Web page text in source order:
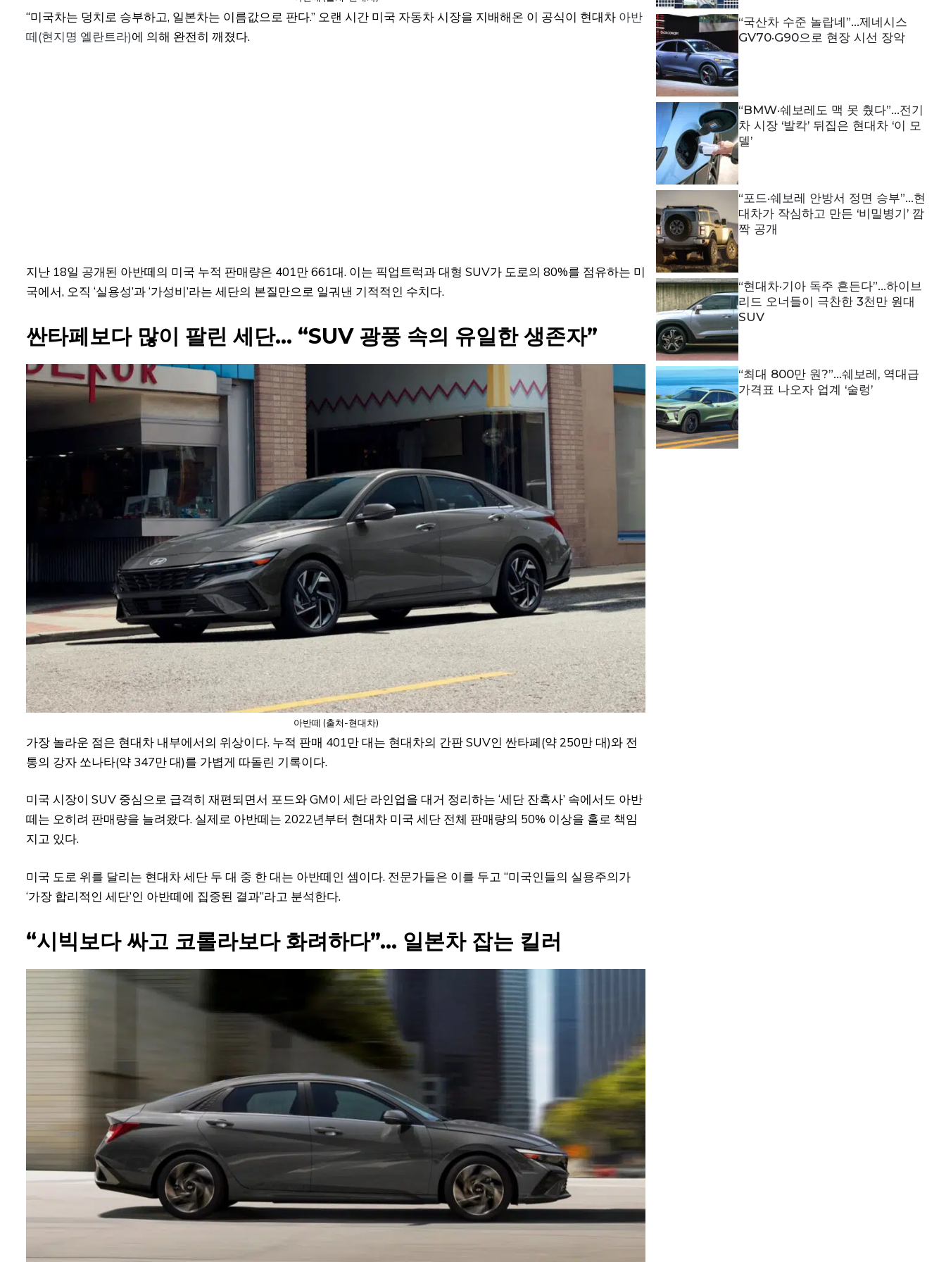
“미국차는 덩치로 승부하고, 일본차는 이름값으로 판다.” 오랜 시간 미국 자동차 시장을 지배해온 이 공식이 현대차 아반
떼(현지명 엘란트라)에 의해 완전히 깨졌다.
지난 18일 공개된 아반떼의 미국 누적 판매량은 401만 661대. 이는 픽업트럭과 대형 SUV가 도로의 80%를 점유하는 미
국에서, 오직 ‘실용성’과 ‘가성비’라는 세단의 본질만으로 일궈낸 기적적인 수치다.
싼타페보다 많이 팔린 세단… “SUV 광풍 속의 유일한 생존자”
아반떼 (출처-현대차)
가장 놀라운 점은 현대차 내부에서의 위상이다. 누적 판매 401만 대는 현대차의 간판 SUV인 싼타페(약 250만 대)와 전
통의 강자 쏘나타(약 347만 대)를 가볍게 따돌린 기록이다.
미국 시장이 SUV 중심으로 급격히 재편되면서 포드와 GM이 세단 라인업을 대거 정리하는 ‘세단 잔혹사’ 속에서도 아반
떼는 오히려 판매량을 늘려왔다. 실제로 아반떼는 2022년부터 현대차 미국 세단 전체 판매량의 50% 이상을 홀로 책임
지고 있다.
미국 도로 위를 달리는 현대차 세단 두 대 중 한 대는 아반떼인 셈이다. 전문가들은 이를 두고 “미국인들의 실용주의가
‘가장 합리적인 세단’인 아반떼에 집중된 결과”라고 분석한다.
“시빅보다 싸고 코롤라보다 화려하다”… 일본차 잡는 킬러
“국산차 수준 놀랍네”…제네시스
GV70·G90으로 현장 시선 장악
“BMW·쉐보레도 맥 못 췄다”…전기
차 시장 ‘발칵’ 뒤집은 현대차 ‘이 모
델’
“포드·쉐보레 안방서 정면 승부”…현
대차가 작심하고 만든 ‘비밀병기’ 깜
짝 공개
“현대차·기아 독주 흔든다”…하이브
리드 오너들이 극찬한 3천만 원대
SUV
“최대 800만 원?”…쉐보레, 역대급
가격표 나오자 업계 ‘술렁’